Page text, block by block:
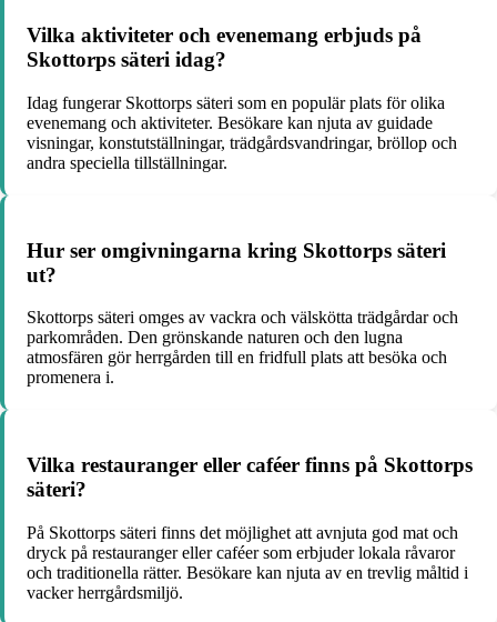
Vilka aktiviteter och evenemang erbjuds på
Skottorps säteri idag?
Idag fungerar Skottorps säteri som en populär plats för olika
evenemang och aktiviteter. Besökare kan njuta av guidade
visningar, konstutställningar, trädgårdsvandringar, bröllop och
andra speciella tillställningar.
Hur ser omgivningarna kring Skottorps säteri
ut?
Skottorps säteri omges av vackra och välskötta trädgårdar och
parkområden. Den grönskande naturen och den lugna
atmosfären gör herrgården till en fridfull plats att besöka och
promenera i.
Vilka restauranger eller caféer finns på Skottorps
säteri?
På Skottorps säteri finns det möjlighet att avnjuta god mat och
dryck på restauranger eller caféer som erbjuder lokala råvaror
och traditionella rätter. Besökare kan njuta av en trevlig måltid i
vacker herrgårdsmiljö.